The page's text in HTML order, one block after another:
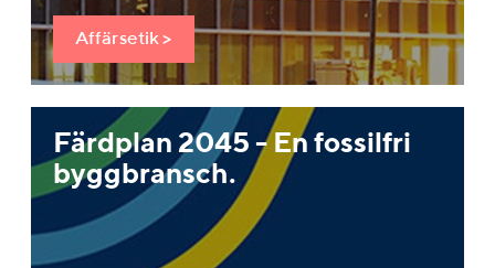
Affärsetik >
Färdplan 2045 - En fossilfri
byggbransch.